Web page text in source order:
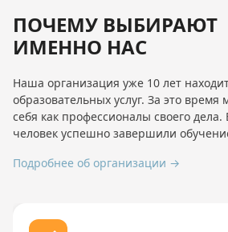
ПОЧЕМУ ВЫБИРАЮТ
ИМЕННО НАС
Наша организация уже 10 лет
образовательных услуг. За это
себя как профессионалы своего дела.
человек успешно завершили
Подробнее об организации →